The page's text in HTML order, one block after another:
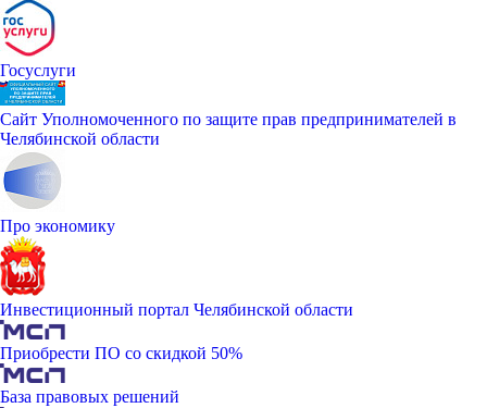
Госуслуги
Сайт Уполномоченного по защите прав предпринимателей в
Челябинской области
Про экономику
Инвестиционный портал Челябинской области
Приобрести ПО со скидкой 50%
База правовых решений